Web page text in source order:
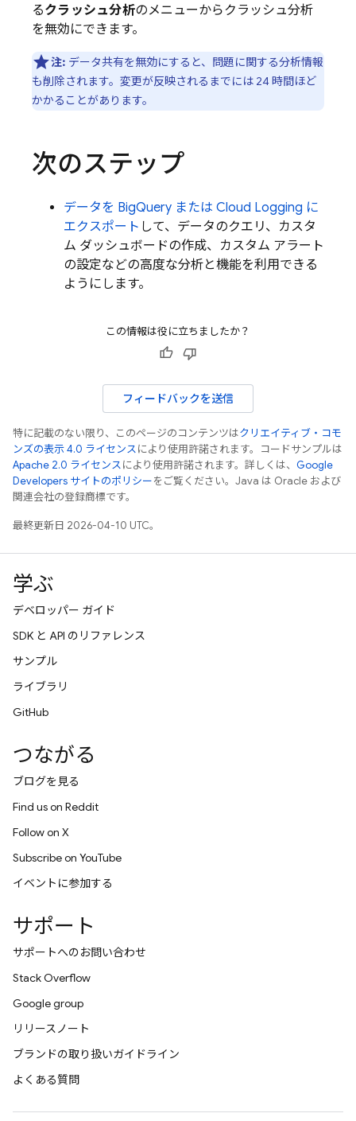
るクラッシュ分析のメニューからクラッシュ分析
を無効にできます。
注: データ共有を無効にすると、問題に関する分析情報
も削除されます。変更が反映されるまでには 24 時間ほど
かかることがあります。
次のステップ
データを BigQuery または Cloud Logging に
エクスポート して、データのクエリ、カスタ
ム ダッシュボードの作成、カスタム アラート
の設定などの高度な分析と機能を利用できる
ようにします。
この情報は役に立ちましたか？
フィードバックを送信
特に記載のない限り、このページのコンテンツはクリエイティブ・コモ
ンズの表示 4.0 ライセンスにより使用許諾されます。コードサンプルは
Apache 2.0 ライセンスにより使用許諾されます。詳しくは、 Google
Developers サイトのポリシーをご覧ください。Java は Oracle および
関連会社の登録商標です。
最終更新日 2026-04-10 UTC。
学ぶ
デベロッパー ガイド
SDK と API のリファレンス
サンプル
ライブラリ
GitHub
つながる
ブログを見る
Find us on Reddit
Follow on X
Subscribe on YouTube
イベントに参加する
サポート
サポートへのお問い合わせ
Stack Overflow
Google group
リリースノート
ブランドの取り扱いガイドライン
よくある質問